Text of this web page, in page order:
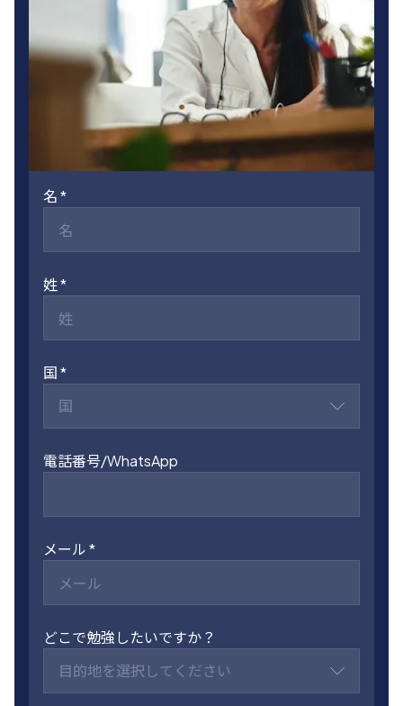
名
姓
国
国
電話番号/WhatsApp
メール
どこで勉強したいですか？
目的地を選択してください